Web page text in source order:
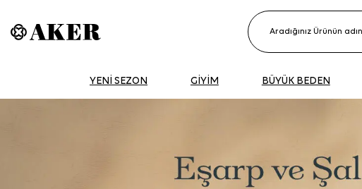
YENİ SEZON GİYİM BÜYÜK BEDEN